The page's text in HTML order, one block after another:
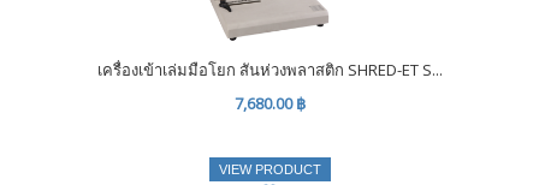
เครื่องเข้าเล่มมือโยก สันห่วงพลาสติก SHRED-ET S...
7,680.00 ฿
VIEW PRODUCT